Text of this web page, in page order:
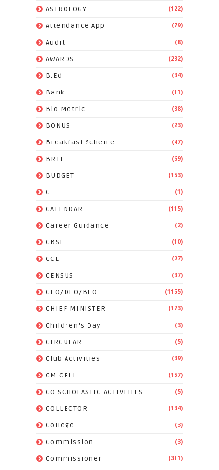
ASTROLOGY (122)
Attendance App (79)
Audit (8)
AWARDS (232)
B.Ed (34)
Bank (11)
Bio Metric (88)
BONUS (23)
Breakfast Scheme (47)
BRTE (69)
BUDGET (153)
C (1)
CALENDAR (115)
Career Guidance (2)
CBSE (10)
CCE (27)
CENSUS (37)
CEO/DEO/BEO (1155)
CHIEF MINISTER (173)
Children's Day (3)
CIRCULAR (5)
Club Activities (39)
CM CELL (157)
CO SCHOLASTIC ACTIVITIES (5)
COLLECTOR (134)
College (3)
Commission (3)
Commissioner (311)